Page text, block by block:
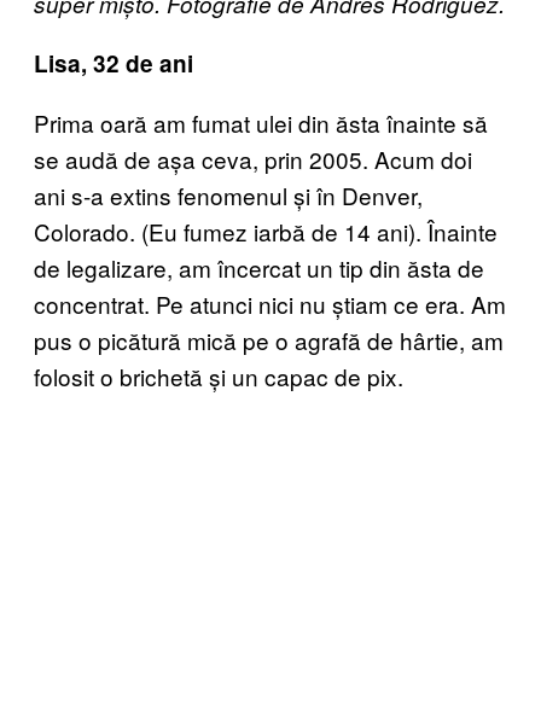
Lisa, 32 de ani
Prima oară am fumat ulei din ăsta înainte să
se audă de așa ceva, prin 2005. Acum doi
ani s-a extins fenomenul și în Denver,
Colorado. (Eu fumez iarbă de 14 ani). Înainte
de legalizare, am încercat un tip din ăsta de
concentrat. Pe atunci nici nu știam ce era. Am
pus o picătură mică pe o agrafă de hârtie, am
folosit o brichetă și un capac de pix.